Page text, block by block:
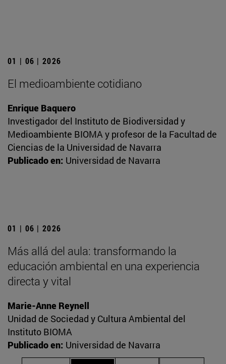
01 | 06 | 2026
El medioambiente cotidiano
Enrique Baquero
Investigador del Instituto de Biodiversidad y
Medioambiente BIOMA y profesor de la Facultad de
Ciencias de la Universidad de Navarra
Publicado en: Universidad de Navarra
01 | 06 | 2026
Más allá del aula: transformando la
educación ambiental en una experiencia
directa y vital
Marie-Anne Reynell
Unidad de Sociedad y Cultura Ambiental del
Instituto BIOMA
Publicado en: Universidad de Navarra